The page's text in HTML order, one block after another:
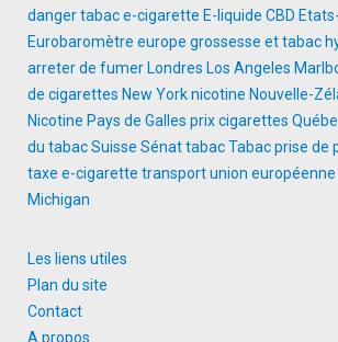
danger tabace-cigarette E-liquide CBD
Eurobaromètre europe grossesse et tabac
arreter de fumer Londres Los Angeles
de cigarettes New Yorknicotine Nouvelle-
Nicotine Pays de Galles prix cigarettes
du tabacSuisse SénattabacTabac prise de
taxe e-cigarette transportunion européenne
Michigan
Les liens utiles
Plan du site
Contact
A propos